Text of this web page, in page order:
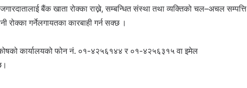
बैंक खाता रोक्का राख्ने,सम्बन्धित संस्था तथा व्यक्तिको चल–अचल सम्पत्ति
रोक्का गर्नेलगायतका कारबाही गर्न सक्छ ।
कोषको कार्यालयको फोन नं. ०१-४२५६१४४ र ०१-४२५६३१५ वा इमेल